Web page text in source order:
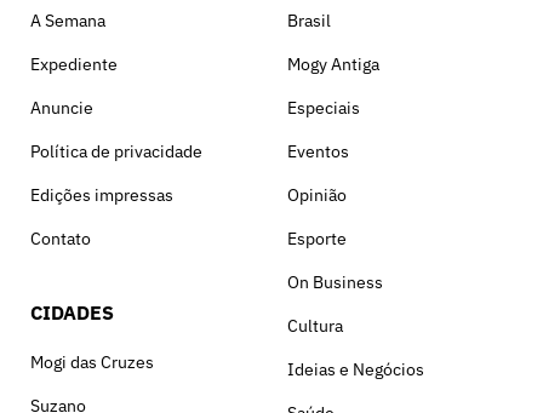
A Semana
Expediente
Anuncie
Política de privacidade
Edições impressas
Contato
CIDADES
Mogi das Cruzes
Suzano
Brasil
Mogy Antiga
Especiais
Eventos
Opinião
Esporte
On Business
Cultura
Ideias e Negócios